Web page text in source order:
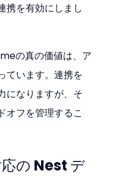
携を有効にしまし
の真の価値は、ア
ています。連携を
になりますが、そ
オフを管理するこ
の Nest デ